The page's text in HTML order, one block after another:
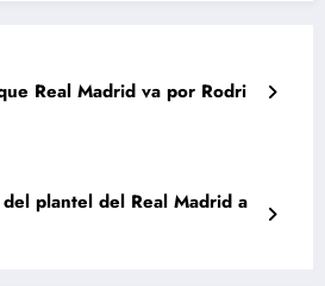
Real Madrid va por Rodri
plantel del Real Madrid a